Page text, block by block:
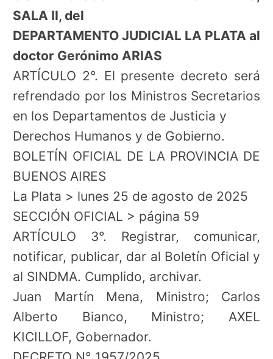
SALA II, del
DEPARTAMENTO JUDICIAL LA PLATA al
doctor Gerónimo ARIAS
ARTÍCULO 2°. El presente decreto será
refrendado por los Ministros Secretarios
en los Departamentos de Justicia y
Derechos Humanos y de Gobierno.
BOLETÍN OFICIAL DE LA PROVINCIA DE
BUENOS AIRES
La Plata > lunes 25 de agosto de 2025
SECCIÓN OFICIAL > página 59
ARTÍCULO 3°. Registrar, comunicar,
notificar, publicar, dar al Boletín Oficial y
al SINDMA. Cumplido, archivar.
Juan Martín Mena, Ministro; Carlos
Alberto Bianco, Ministro; AXEL
KICILLOF, Gobernador.